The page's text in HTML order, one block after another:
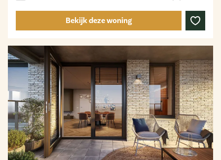
Bekijk deze woning